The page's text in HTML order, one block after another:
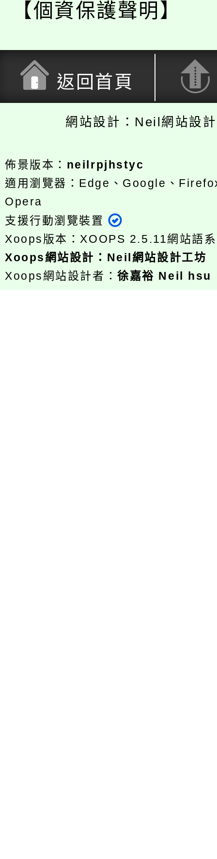
【個資保護聲明】
返回首頁
網站設計：Neil網站設
佈景版本： neilrpjhstyc
適用瀏覽器：Edge、Google、
Opera
支援行動瀏覽裝置
Xoops版本：XOOPS 2.5.11網站語
Xoops網站設計 ： Neil網站設計工坊
Xoops網站設計者：徐嘉裕 Neil hsu